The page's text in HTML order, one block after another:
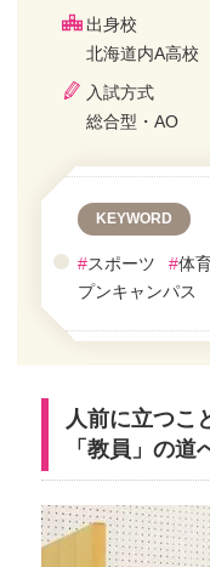
出身校
北海道内A高校
入試方式
総合型・AO
KEYWORD
#スポーツ #体
プンキャンパス
人前に立つこ
「教員」の道